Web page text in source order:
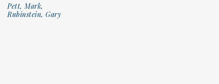
Pett, Mark,
Rubinstein, Gary